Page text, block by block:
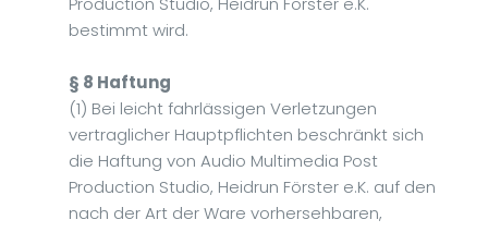
bestimmt wird.
§ 8 Haftung
(1) Bei leicht fahrlässigen Verletzungen
vertraglicher Hauptpflichten beschränkt sich
die Haftung von Audio Multimedia Post
Production Studio, Heidrun Förster e.K. auf den
nach der Art der Ware vorhersehbaren,